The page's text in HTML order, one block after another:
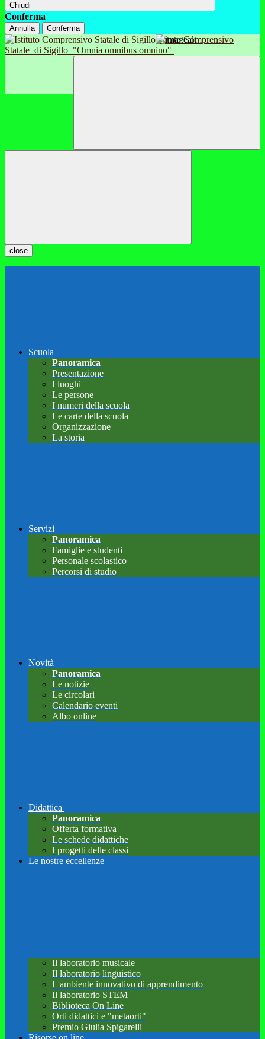
Chiudi
Conferma
Annulla Conferma
Istituto Comprensivo
Statale di Sigillo "Omnia omnibus omnino"
close
Scuola
Panoramica
Presentazione
I luoghi
Le persone
I numeri della scuola
Le carte della scuola
Organizzazione
La storia
Servizi
Panoramica
Famiglie e studenti
Personale scolastico
Percorsi di studio
Novità
Panoramica
Le notizie
Le circolari
Calendario eventi
Albo online
Didattica
Panoramica
Offerta formativa
Le schede didattiche
I progetti delle classi
Le nostre eccellenze
Il laboratorio musicale
Il laboratorio linguistico
L'ambiente innovativo di apprendimento
Il laboratorio STEM
Biblioteca On Line
Orti didattici e "metaorti"
Premio Giulia Spigarelli